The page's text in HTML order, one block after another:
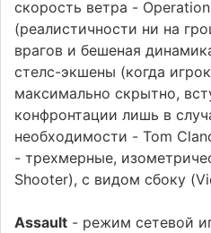
скорость ветра -
(реалистичности ни на
врагов и бешеная
стелс-экшены (когда
максимально скрытно,
конфронтации лишь в
необходимости - Tom
- трехмерные,
Shooter), с видом сбоку
Assault - режим сетевой